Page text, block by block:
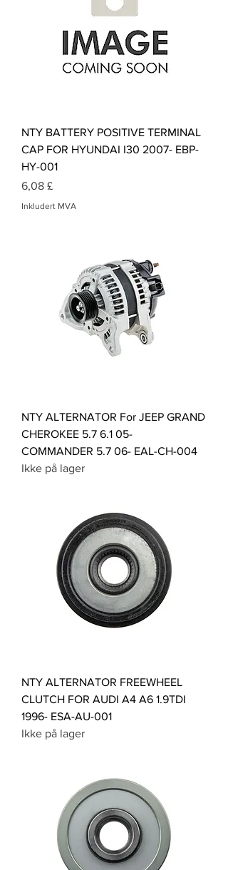
NTY BATTERY POSITIVE TERMINAL
CAP FOR HYUNDAI I30 2007- EBP-
HY-001
Pris
6,08 £
Inkludert MVA
NTY ALTERNATOR For JEEP GRAND
CHEROKEE 5.7 6.1 05-
COMMANDER 5.7 06- EAL-CH-004
Ikke på lager
NTY ALTERNATOR FREEWHEEL
CLUTCH FOR AUDI A4 A6 1.9TDI
1996- ESA-AU-001
Ikke på lager